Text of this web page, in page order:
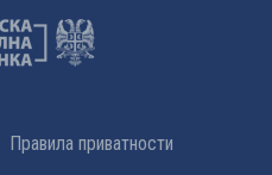
Правила приватности